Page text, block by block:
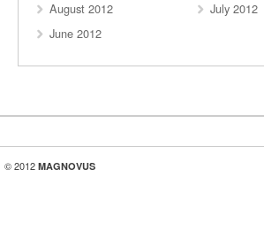
August 2012
July 2012
June 2012
© 2012 MAGNOVUS